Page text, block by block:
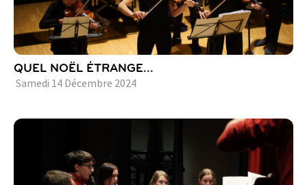
QUEL NOËL ÉTRANGE...
Samedi 14 Décembre 2024